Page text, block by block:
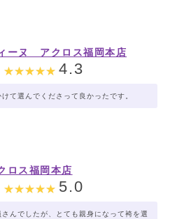
ーヌ アクロス福岡本店
4.3
て選んでくださって良かったです。
ロス福岡本店
5.0
さんでしたが、とても親身になって袴を選